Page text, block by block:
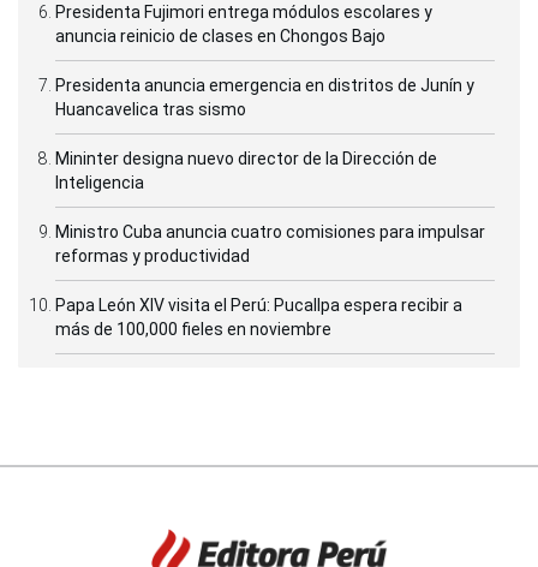
Presidenta Fujimori entrega módulos escolares y
anuncia reinicio de clases en Chongos Bajo
Presidenta anuncia emergencia en distritos de Junín y
Huancavelica tras sismo
Mininter designa nuevo director de la Dirección de
Inteligencia
Ministro Cuba anuncia cuatro comisiones para impulsar
reformas y productividad
Papa León XIV visita el Perú: Pucallpa espera recibir a
más de 100,000 fieles en noviembre